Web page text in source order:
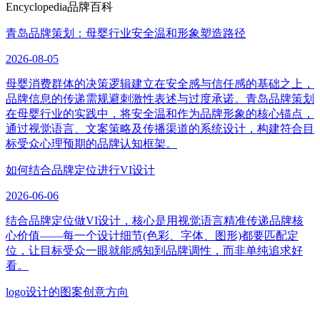
Encyclopedia品牌百科
青岛品牌策划：母婴行业安全温和形象塑造路径
2026-08-05
母婴消费群体的决策逻辑建立在安全感与信任感的基础之上，
品牌信息的传递需规避刺激性表述与过度承诺。青岛品牌策划
在母婴行业的实践中，将安全温和作为品牌形象的核心锚点，
通过视觉语言、文案策略及传播渠道的系统设计，构建符合目
标受众心理预期的品牌认知框架。
如何结合品牌定位进行VI设计
2026-06-06
结合品牌定位做VI设计，核心是用视觉语言精准传递品牌核
心价值——每一个设计细节(色彩、字体、图形)都要匹配定
位，让目标受众一眼就能感知到品牌调性，而非单纯追求好
看。
logo设计的图案创意方向